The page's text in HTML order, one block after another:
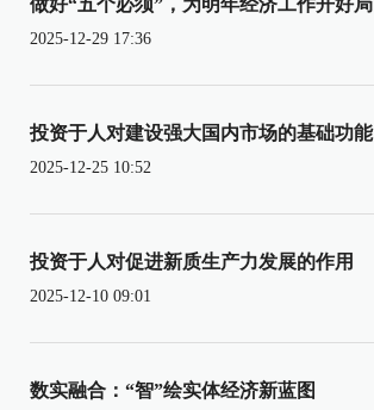
2025-12-29 17:36
投资于人对建设强大国内市场的基础功能
2025-12-25 10:52
投资于人对促进新质生产力发展的作用
2025-12-10 09:01
数实融合：“智”绘实体经济新蓝图